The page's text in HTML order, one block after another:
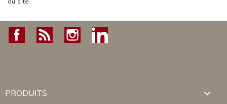
FacebookRss Instagram
PRODUITS 